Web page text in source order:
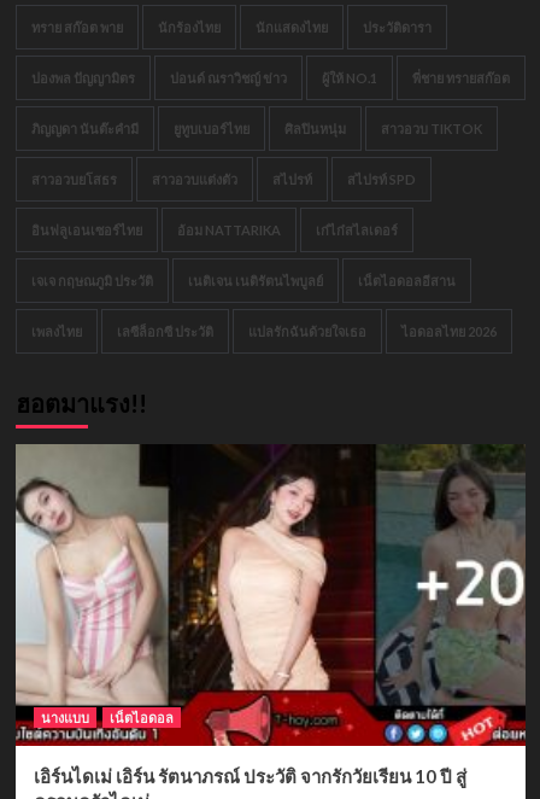
ทราย สก๊อต พาย นักร้องไทย นักแสดงไทย ประวัติดารา
ปองพล ปัญญามิตร ปอนด์ ณราวิชญ์ ข่าว ผู้ให้ NO.1 พี่ชาย ทรายสก๊อต
ภิญญดา นันต๊ะคำมี ยูทูบเบอร์ไทย ศิลปินหนุ่ม สาวอวบ TIKTOK
สาวอวบยโสธร สาวอวบแต่งตัว สไปรท์ สไปรท์ SPD
อินฟลูเอนเซอร์ไทย อ้อม NATTARIKA เก๋ไก๋สไลเดอร์
เจเจ กฤษณภูมิ ประวัติ เนติเจน เนติรัตนไพบูลย์ เน็ตไอดอลอีสาน
เพลงไทย เลซีล็อกซี ประวัติ แปลรักฉันด้วยใจเธอ ไอดอลไทย 2026
ฮอตมาแรง!!
นางแบบ เน็ตไอดอล
เอิร์นไดเม่ เอิร์น รัตนาภรณ์ ประวัติ จากรักวัยเรียน 10 ปี สู่